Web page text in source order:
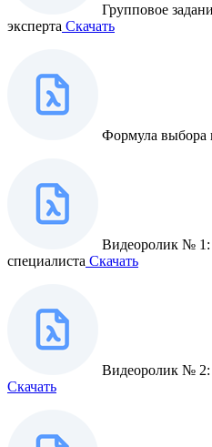
Групповое
эксперта Скачать
Формула выбора
Видеоролик № 1:
специалиста Скачать
Видеоролик № 2:
Скачать